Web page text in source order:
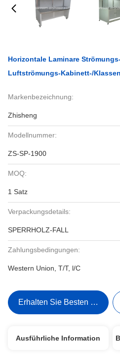
Horizontale Laminare
Luftströmungs-Kabinett-/
Markenbezeichnung:
Zhisheng
Modellnummer:
ZS-SP-1900
MOQ:
1 Satz
Verpackungsdetails:
SPERRHOLZ-FALL
Zahlungsbedingungen:
Western Union, T/T, l/C
Erhalten Sie Besten Preis
Ausführliche Information